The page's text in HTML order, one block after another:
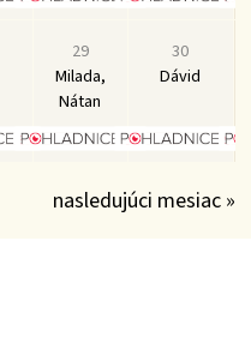
29
Milada,
Nátan
30
Dávid
nasledujúci mesiac »